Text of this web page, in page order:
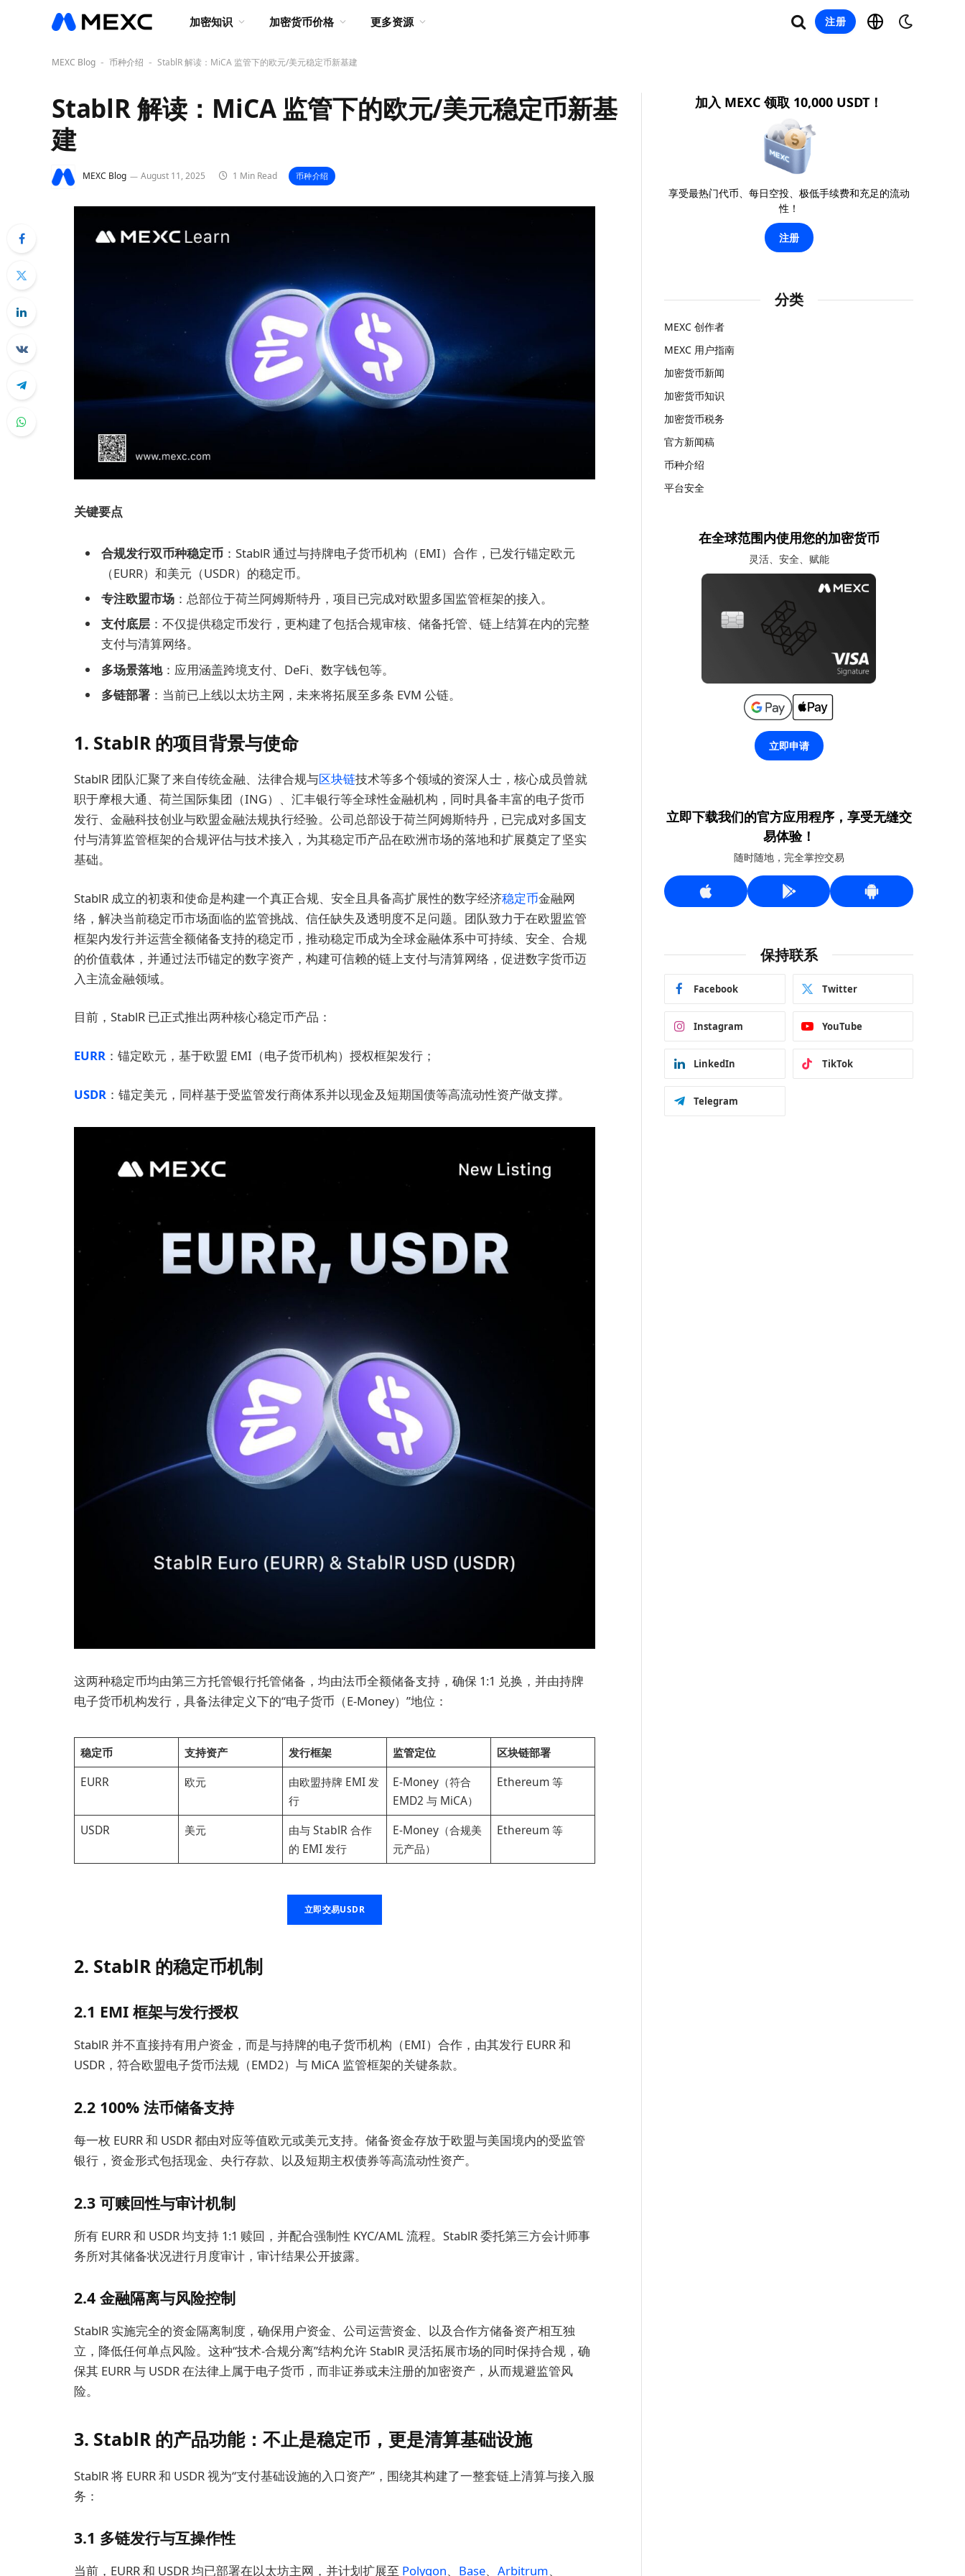
加密知识 加密货币价格 更多资源 注册
MEXC Blog - 币种介绍 - StablR 解读：MiCA 监管下的欧元/美元稳定币新基建
StablR 解读：MiCA 监管下的欧元/美元稳定币新基
建
MEXC Blog August 11, 2025 1 Min Read 币种介绍
关键要点
合规发行双币种稳定币 ：StablR 通过与持牌电子货币机构（EMI）合作，已发行锚定欧元
（EURR）和美元（USDR）的稳定币。
专注欧盟市场 ：总部位于荷兰阿姆斯特丹，项目已完成对欧盟多国监管框架的接入。
支付底层 ：不仅提供稳定币发行，更构建了包括合规审核、储备托管、链上结算在内的完整
支付与清算网络。
多场景落地：应用涵盖跨境支付、DeFi、数字钱包等。
多链部署 ：当前已上线以太坊主网，未来将拓展至多条 EVM 公链。
1. StablR 的项目背景与使命
StablR 团队汇聚了来自传统金融、法律合规与区块链技术等多个领域的资深人士，核心成员曾就
职于摩根大通、荷兰国际集团（ING）、汇丰银行等全球性金融机构，同时具备丰富的电子货币
发行、金融科技创业与欧盟金融法规执行经验。公司总部设于荷兰阿姆斯特丹，已完成对多国支
付与清算监管框架的合规评估与技术接入，为其稳定币产品在欧洲市场的落地和扩展奠定了坚实
基础。
StablR 成立的初衷和使命是构建一个真正合规、安全且具备高扩展性的数字经济稳定币金融网
络，解决当前稳定币市场面临的监管挑战、信任缺失及透明度不足问题。团队致力于在欧盟监管
框架内发行并运营全额储备支持的稳定币，推动稳定币成为全球金融体系中可持续、安全、合规
的价值载体，并通过法币锚定的数字资产，构建可信赖的链上支付与清算网络，促进数字货币迈
入主流金融领域。
目前，StablR 已正式推出两种核心稳定币产品：
EURR ：锚定欧元，基于欧盟 EMI（电子货币机构）授权框架发行；
USDR ：锚定美元，同样基于受监管发行商体系并以现金及短期国债等高流动性资产做支撑。
这两种稳定币均由第三方托管银行托管储备，均由法币全额储备支持，确保 1:1 兑换，并由持牌
电子货币机构发行，具备法律定义下的“电子货币（E-Money）”地位：
稳定币 支持资产 发行框架 监管定位
区块链部署
EURR
欧元
由欧盟持牌 EMI 发
⾏
E-Money（符合
EMD2 与 MiCA）
Ethereum 等
USDR 美元
由与 StablR 合作
的 EMI 发⾏
E-Money（合规美
元产品）
Ethereum 等
立即交易USDR
2. StablR 的稳定币机制
2.1 EMI 框架与发行授权
StablR 并不直接持有用户资金，而是与持牌的电子货币机构（EMI）合作，由其发行 EURR 和
USDR，符合欧盟电子货币法规（EMD2）与 MiCA 监管框架的关键条款。
2.2 100% 法币储备支持
每一枚 EURR 和 USDR 都由对应等值欧元或美元支持。储备资金存放于欧盟与美国境内的受监管
银行，资金形式包括现金、央行存款、以及短期主权债券等高流动性资产。
2.3 可赎回性与审计机制
所有 EURR 和 USDR 均支持 1:1 赎回，并配合强制性 KYC/AML 流程。StablR 委托第三方会计师事
务所对其储备状况进行月度审计，审计结果公开披露。
2.4 金融隔离与风险控制
StablR 实施完全的资金隔离制度，确保用户资金、公司运营资金、以及合作方储备资产相互独
立，降低任何单点风险。这种“技术-合规分离”结构允许 StablR 灵活拓展市场的同时保持合规，确
保其 EURR 与 USDR 在法律上属于电子货币，而非证券或未注册的加密资产，从而规避监管风
险。
3. StablR 的产品功能：不止是稳定币，更是清算基础设施
StablR 将 EURR 和 USDR 视为“支付基础设施的入口资产”，围绕其构建了一整套链上清算与接入服
务：
3.1 多链发行与互操作性
当前，EURR 和 USDR 均已部署在以太坊主网，并计划扩展至 Polygon、 Base、 Arbitrum、
加入 MEXC 领取 10,000 USDT！
享受最热门代币、每日空投、极低手续费和充足的流动
性！
注册
分类
MEXC 创作者
MEXC 用户指南
加密货币新闻
加密货币知识
加密货币税务
官方新闻稿
币种介绍
平台安全
在全球范围内使用您的加密货币
灵活、安全、赋能
立即申请
立即下载我们的官方应用程序，享受无缝交
易体验！
随时随地，完全掌控交易
保持联系
Facebook Twitter
Instagram YouTube
LinkedIn TikTok
Telegram